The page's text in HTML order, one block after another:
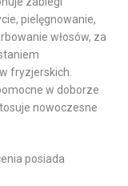
pielęgnowanie,
włosów, za
fryzjerskich.
w doborze
nowoczesne
posiada